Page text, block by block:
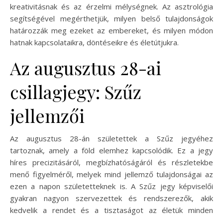
kreativitásnak és az érzelmi mélységnek. Az asztrológia
segítségével megérthetjük, milyen belső tulajdonságok
határozzák meg ezeket az embereket, és milyen módon
hatnak kapcsolataikra, döntéseikre és életútjukra.
Az augusztus 28-ai
csillagjegy: Szűz
jellemzői
Az augusztus 28-án születettek a Szűz jegyéhez
tartoznak, amely a föld elemhez kapcsolódik. Ez a jegy
híres precizitásáról, megbízhatóságáról és részletekbe
menő figyelméről, melyek mind jellemző tulajdonságai az
ezen a napon születetteknek is. A Szűz jegy képviselői
gyakran nagyon szervezettek és rendszerezők, akik
kedvelik a rendet és a tisztaságot az életük minden